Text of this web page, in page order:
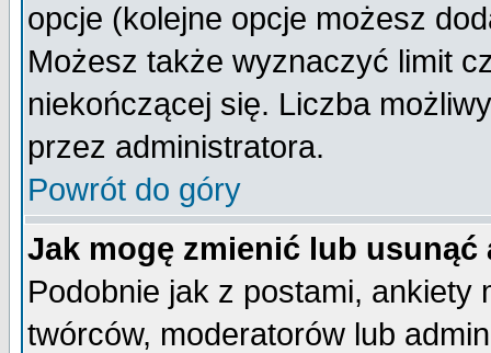
opcje (kolejne opcje możesz
Możesz także wyznaczyć limit
niekończącej się. Liczba
przez administratora.
Powrót do góry
Jak mogę zmienić lub usunąć
Podobnie jak z postami,
twórców, moderatorów lub